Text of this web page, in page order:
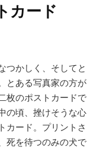
カード
つかしく、そしてと
とある写真家の方が
枚のポストカードで
の頃、挫けそうな心
カード。プリントさ
死を待つのみの犬で